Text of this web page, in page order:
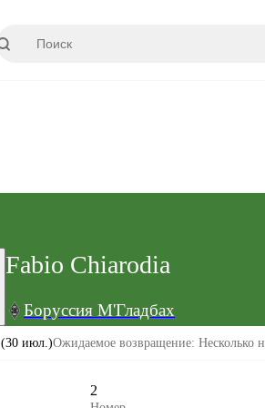
Fabio Chiarodia
Боруссия М'Гладбах
(30 июл. )Ожидаемое возвращение: Несколько
2